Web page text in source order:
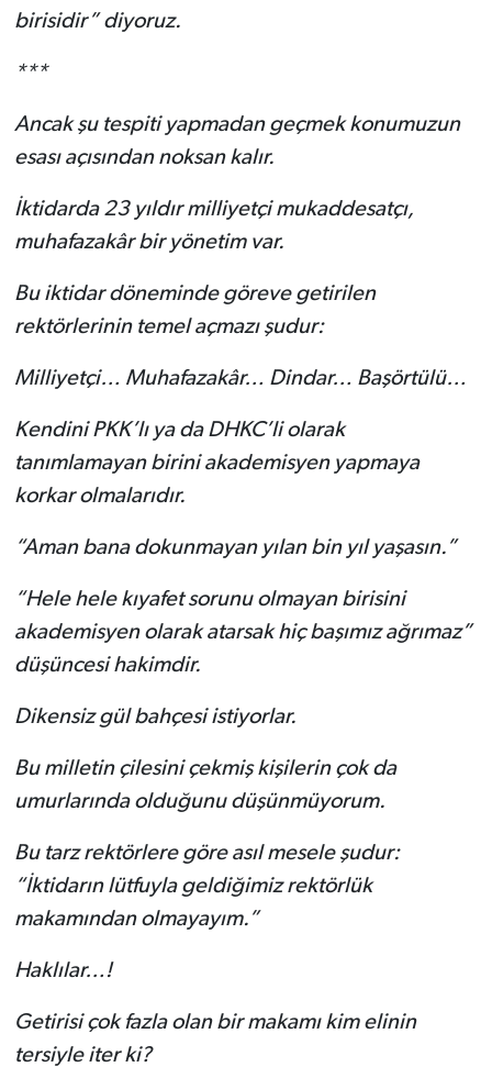
birisidir” diyoruz.
***
Ancak şu tespiti yapmadan geçmek konumuzun
esası açısından noksan kalır.
İktidarda 23 yıldır milliyetçi mukaddesatçı,
muhafazakâr bir yönetim var.
Bu iktidar döneminde göreve getirilen
rektörlerinin temel açmazı şudur:
Milliyetçi… Muhafazakâr… Dindar… Başörtülü…
Kendini PKK’lı ya da DHKC’li olarak
tanımlamayan birini akademisyen yapmaya
korkar olmalarıdır.
“Aman bana dokunmayan yılan bin yıl yaşasın.”
“Hele hele kıyafet sorunu olmayan birisini
akademisyen olarak atarsak hiç başımız ağrımaz”
düşüncesi hakimdir.
Dikensiz gül bahçesi istiyorlar.
Bu milletin çilesini çekmiş kişilerin çok da
umurlarında olduğunu düşünmüyorum.
Bu tarz rektörlere göre asıl mesele şudur:
“İktidarın lütfuyla geldiğimiz rektörlük
makamından olmayayım.”
Haklılar…!
Getirisi çok fazla olan bir makamı kim elinin
tersiyle iter ki?